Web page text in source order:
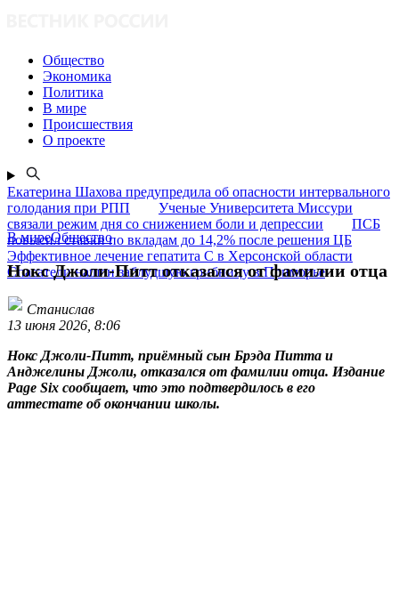
Общество
Экономика
Политика
В мире
Происшествия
О проекте
Екатерина Шахова предупредила об опасности интервального
голодания при РПП
Ученые Университета Миссури
связали режим дня со снижением боли и депрессии
ПСБ
повысил ставки по вкладам до 14,2% после решения ЦБ
Эффективное лечение гепатита C в Херсонской области
Спасатели нашли заблудшую грибницу в Приморье
В миреОбщество
Нокс Джоли-Питт отказался от фамилии отца
Станислав
13 июня 2026, 8:06
Нокс Джоли-Питт, приёмный сын Брэда Питта и
Анджелины Джоли, отказался от фамилии отца. Издание
Page Six сообщает, что это подтвердилось в его
аттестате об окончании школы.